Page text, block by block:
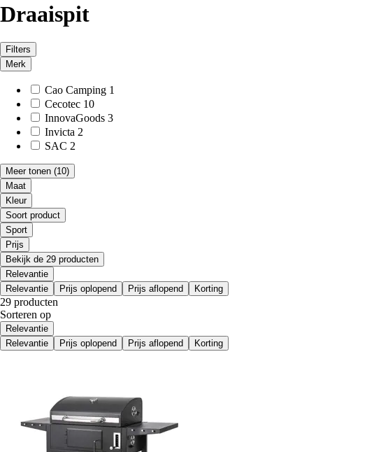
Draaispit
Filters
Merk
Cao Camping 1
Cecotec 10
InnovaGoods 3
Invicta 2
SAC 2
Meer tonen (10)
Maat
Kleur
Soort product
Sport
Prijs
Bekijk de 29 producten
Relevantie
Relevantie
Prijs oplopend Prijs aflopend Korting
29 producten
Sorteren op
Relevantie
Relevantie
Prijs oplopend Prijs aflopend Korting